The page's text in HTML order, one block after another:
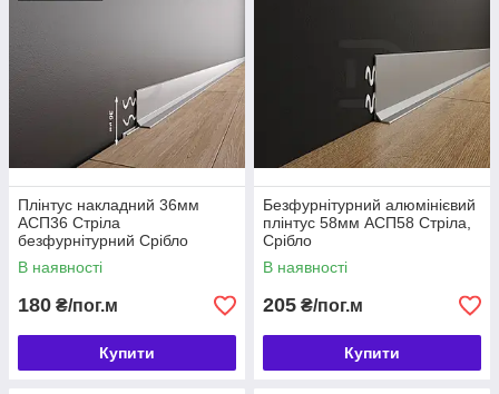
Плінтус накладний 36мм
АСП36 Стріла
безфурнітурний Срібло
В наявності
180 ₴/пог.м
Купити
Безфурнітурний алюмінієвий
плінтус 58мм АСП58 Стріла,
Срібло
В наявності
205 ₴/пог.м
Купити